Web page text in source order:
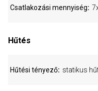
Csatlakozási mennyiség
Hűtés
Hűtési tényező statikus